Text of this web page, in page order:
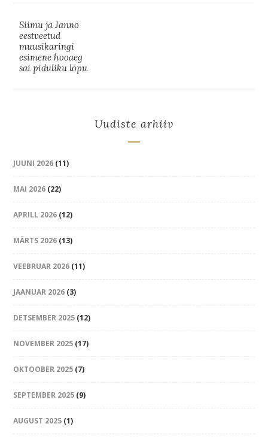
Siimu ja Janno
eestveetud
muusikaringi
esimene hooaeg
sai piduliku lõpu
Uudiste arhiiv
JUUNI 2026 (11)
MAI 2026 (22)
APRILL 2026 (12)
MÄRTS 2026 (13)
VEEBRUAR 2026 (11)
JAANUAR 2026 (3)
DETSEMBER 2025 (12)
NOVEMBER 2025 (17)
OKTOOBER 2025 (7)
SEPTEMBER 2025 (9)
AUGUST 2025 (1)